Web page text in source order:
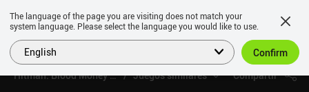
Hitman: Blood Money — ReprisalJuegos similares Compartir
The language of the page you are visiting does not match your
system language. Please select the language you would like to use.
English Confirm